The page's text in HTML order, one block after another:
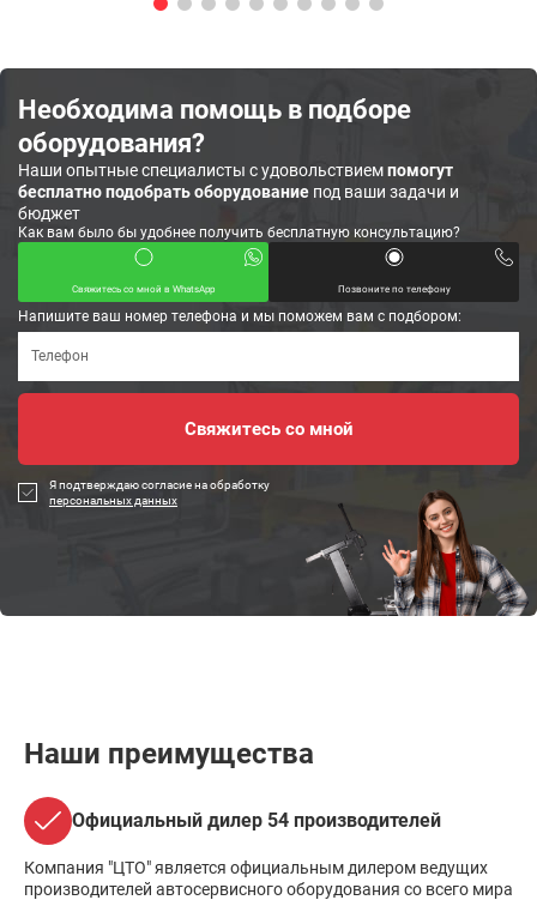
Необходима помощь в подборе
оборудования?
Наши опытные специалисты с удовольствиемпомогут
бесплатно подобрать оборудование под ваши задачи и
бюджет
Как вам было бы удобнее получить бесплатную консультацию?
Свяжитесь со мной в WhatsApp Позвоните по телефону
Напишите ваш номер телефона и мы поможем вам с подбором:
Я подтверждаю согласие на обработку
персональных данных
Наши преимущества
Официальный дилер 54 производителей
Компания "ЦТО" является официальным дилером ведущих
производителей автосервисного оборудования со всего мира